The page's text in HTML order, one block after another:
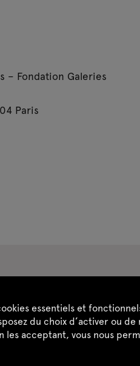
essentiels et
du choix d’activer ou
les acceptant, vous nous
– Fondation Galeries
Paris
CGU / CGV